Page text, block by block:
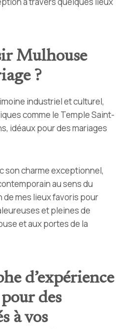
Mulhouse
?
industriel et culturel,
comme le Temple Saint-
idéaux pour des mariages
son charme exceptionnel,
au sens du
de mes lieux favoris pour
et pleines de
et aux portes de la
d’expérience
pour des
à vos